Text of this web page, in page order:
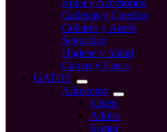
Ropa y Accesorios
Cadenas y Cuerdas
Collares y Arnés
Seguridad
Higiene y Salud
Camas y Casas
GATOS
Alimentos
Kitten
Adulto
Senior